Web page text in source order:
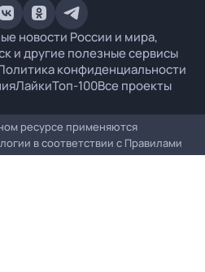
новости России и мира,
и другие полезные сервисы
конфиденциальности
ЛайкиТоп-100Все проекты
ресурсе применяются
в соответствии с Правилами